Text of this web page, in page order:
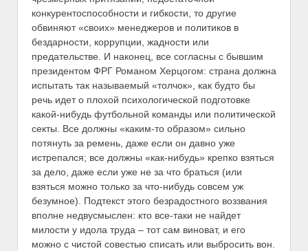
конкурентоспособности и гибкости, то другие
обвиняют «своих» менеджеров и политиков в
бездарности, коррупции, жадности или
предательстве. И наконец, все согласны с бывшим
президентом ФРГ Романом Херцогом: страна должна
испытать так называемый «толчок», как будто бы
речь идет о плохой психологической подготовке
какой-нибудь футбольной команды или политической
секты. Все должны «каким-то образом» сильно
потянуть за ремень, даже если он давно уже
истрепался; все должны «как-нибудь» крепко взяться
за дело, даже если уже не за что браться (или
взяться можно только за что-нибудь совсем уж
безумное). Подтекст этого безрадостного воззвания
вполне недвусмыслен: кто все-таки не найдет
милости у идола труда – тот сам виноват, и его
можно с чистой совестью списать или выбросить вон.